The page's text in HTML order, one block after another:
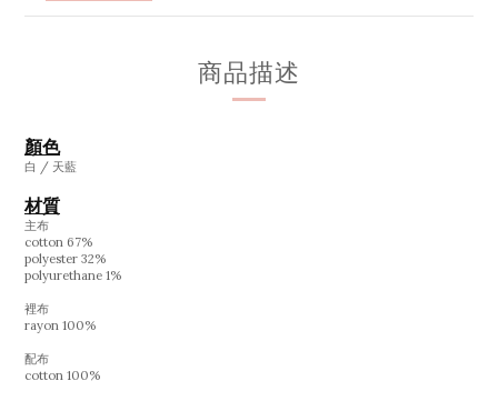
商品描述
顏色
白 / 天藍
材質
主布
cotton 67%
polyester 32%
polyurethane 1%
裡布
rayon 100%
配布
cotton 100%